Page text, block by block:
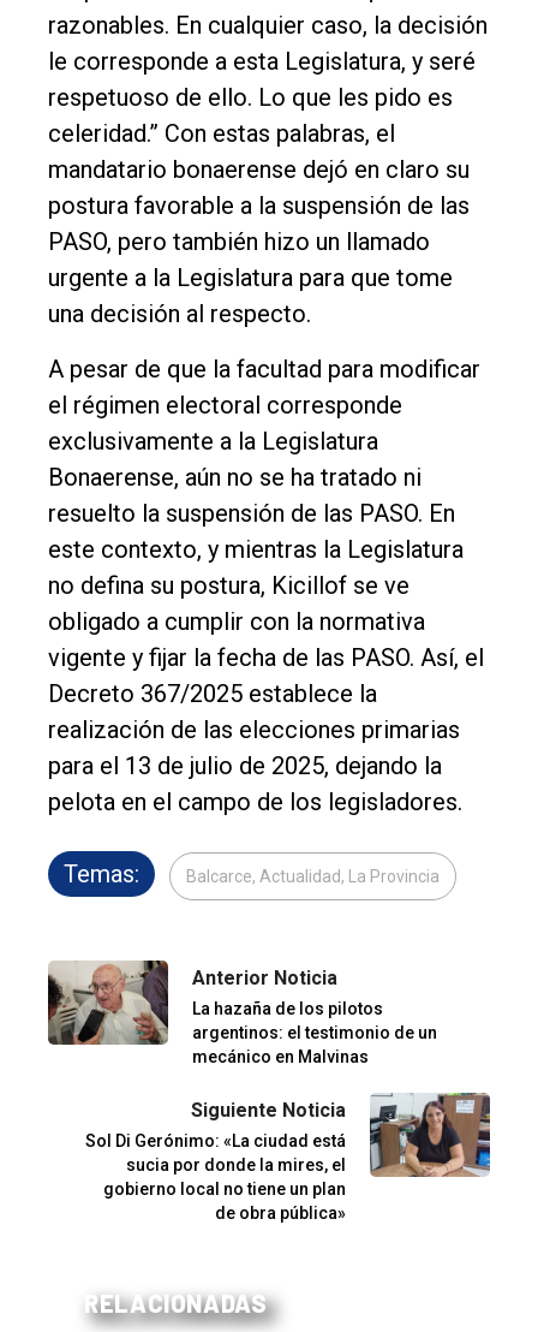
razonables. En cualquier caso, la decisión
le corresponde a esta Legislatura, y seré
respetuoso de ello. Lo que les pido es
celeridad.” Con estas palabras, el
mandatario bonaerense dejó en claro su
postura favorable a la suspensión de las
PASO, pero también hizo un llamado
urgente a la Legislatura para que tome
una decisión al respecto.
A pesar de que la facultad para modificar
el régimen electoral corresponde
exclusivamente a la Legislatura
Bonaerense, aún no se ha tratado ni
resuelto la suspensión de las PASO. En
este contexto, y mientras la Legislatura
no defina su postura, Kicillof se ve
obligado a cumplir con la normativa
vigente y fijar la fecha de las PASO. Así, el
Decreto 367/2025 establece la
realización de las elecciones primarias
para el 13 de julio de 2025, dejando la
pelota en el campo de los legisladores.
Temas: Balcarce, Actualidad, La Provincia
Anterior Noticia
La hazaña de los pilotos
argentinos: el testimonio de un
mecánico en Malvinas
Siguiente Noticia
Sol Di Gerónimo: «La ciudad está
sucia por donde la mires, el
gobierno local no tiene un plan
de obra pública»
RELACIONADAS